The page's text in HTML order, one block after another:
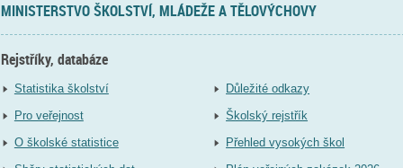
MINISTERSTVO ŠKOLSTVÍ, MLÁDEŽE A TĚLOVÝCHOVY
Rejstříky, databáze
Statistika školství
Pro veřejnost
O školské statistice
Důležité odkazy
Školský rejstřík
Přehled vysokých škol